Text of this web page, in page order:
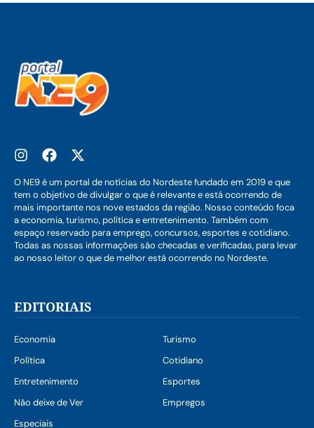
O NE9 é um portal de notícias do Nordeste fundado em 2019 e que
tem o objetivo de divulgar o que é relevante e está ocorrendo de
mais importante nos nove estados da região. Nosso conteúdo foca
a economia, turismo, política e entretenimento. Também com
espaço reservado para emprego, concursos, esportes e cotidiano.
Todas as nossas informações são checadas e verificadas, para levar
ao nosso leitor o que de melhor está ocorrendo no Nordeste.
EDITORIAIS
Economia
Turismo
Política
Cotidiano
Entretenimento
Esportes
Não deixe de Ver
Empregos
Especiais